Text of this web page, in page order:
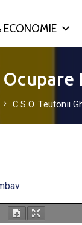
ECONOMIE
C.S.O. Teutonii